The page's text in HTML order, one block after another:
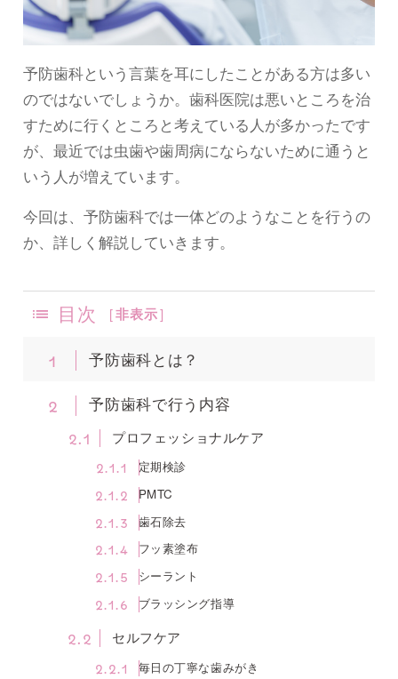
予防歯科という言葉を耳にしたことがある方は多い
のではないでしょうか。歯科医院は悪いところを治
すために行くところと考えている人が多かったです
が、最近では虫歯や歯周病にならないために通うと
いう人が増えています。
今回は、予防歯科では一体どのようなことを行うの
か、詳しく解説していきます。
目次 [非表示]
1 予防歯科とは？
2 予防歯科で行う内容
2.1 プロフェッショナルケア
2.1.1 定期検診
2.1.2 PMTC
2.1.3 歯石除去
2.1.4 フッ素塗布
2.1.5 シーラント
2.1.6 ブラッシング指導
2.2 セルフケア
2.2.1 毎日の丁寧な歯みがき